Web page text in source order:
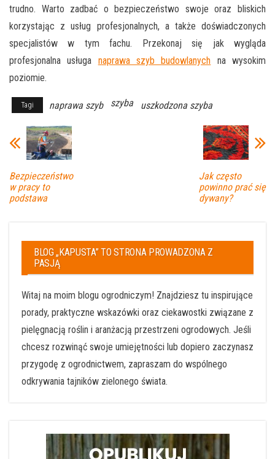
trudno. Warto zadbać o bezpieczeństwo swoje oraz bliskich
korzystając z usług profesjonalnych, a także doświadczonych
specjalistów w tym fachu. Przekonaj się jak wygląda
profesjonalna usługa naprawa szyb budowlanych na wysokim
poziomie.
Tagi naprawa szyb szyba uszkodzona szyba
Bezpieczeństwo
w pracy to
podstawa
Jak często
powinno prać się
dywany?
BLOG „KAPUSTA” TO STRONA PROWADZONA Z
PASJĄ
Witaj na moim blogu ogrodniczym! Znajdziesz tu inspirujące
porady, praktyczne wskazówki oraz ciekawostki związane z
pielęgnacją roślin i aranżacją przestrzeni ogrodowych. Jeśli
chcesz rozwinąć swoje umiejętności lub dopiero zaczynasz
przygodę z ogrodnictwem, zapraszam do wspólnego
odkrywania tajników zielonego świata.